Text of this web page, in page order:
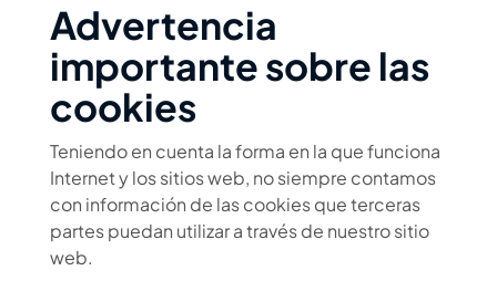
Advertencia
importante sobre las
cookies
Teniendo en cuenta la forma en la que funciona
Internet y los sitios web, no siempre contamos
con información de las cookies que terceras
partes puedan utilizar a través de nuestro sitio
web.